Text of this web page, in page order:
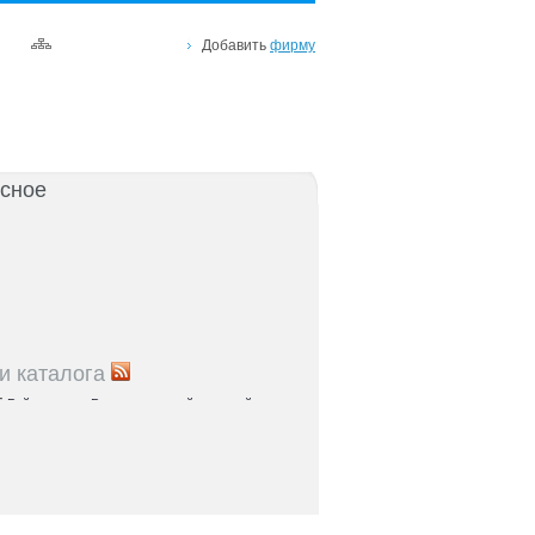
Добавить фирму
каталога
Рейтинг улиц Ростова с самой развитой